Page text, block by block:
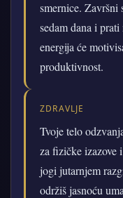
smernice. Završni
sedam dana i
energija će
produktivnost.
ZDRAVLJE
Tvoje telo
za fizičke izazove
jogi jutarnjem
održiš jasnoću